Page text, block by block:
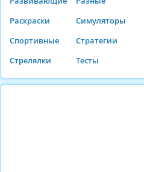
Раскраски
Симуляторы
Спортивные
Стратегии
Стрелялки
Тесты